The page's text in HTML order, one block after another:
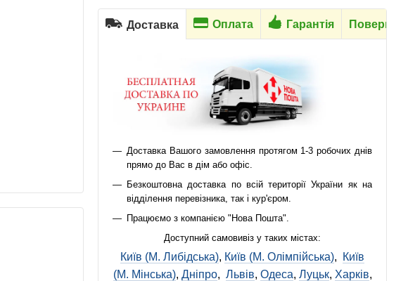
Доставка Оплата Гарантія
Доставка Вашого замовлення протягом 1-3 робочих днів
прямо до Вас в дім або офіс.
Безкоштовна доставка по всій території України як на
відділення перевізника, так і кур'єром.
Працюємо з компанією "Нова Пошта".
Доступний самовивіз у таких містах:
Київ (М. Либідська), Київ (М. Олімпійська),
Київ
(М. Мінська), Дніпро, Львів, Одеса, Луцьк, Харків,